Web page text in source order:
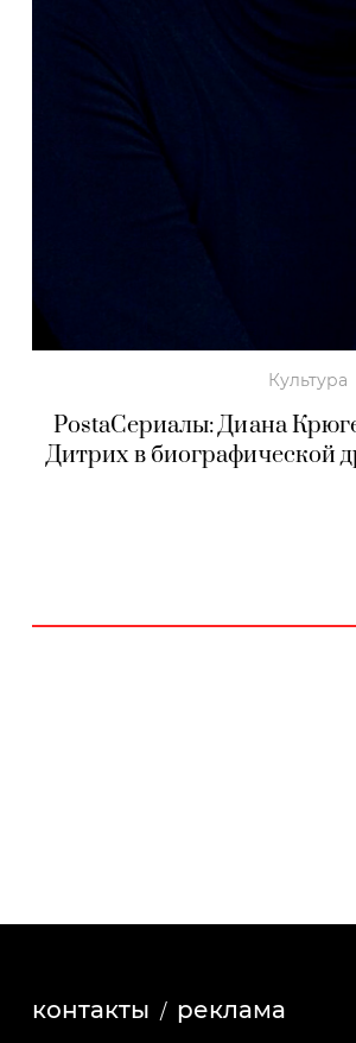
Культура
PostaСериалы: Диана
Дитрих в биографической
контакты реклама